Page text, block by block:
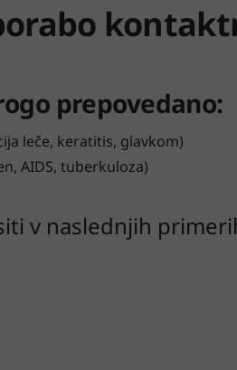
prepovedano:
leče, keratitis, glavkom)
AIDS, tuberkuloza)
v naslednjih